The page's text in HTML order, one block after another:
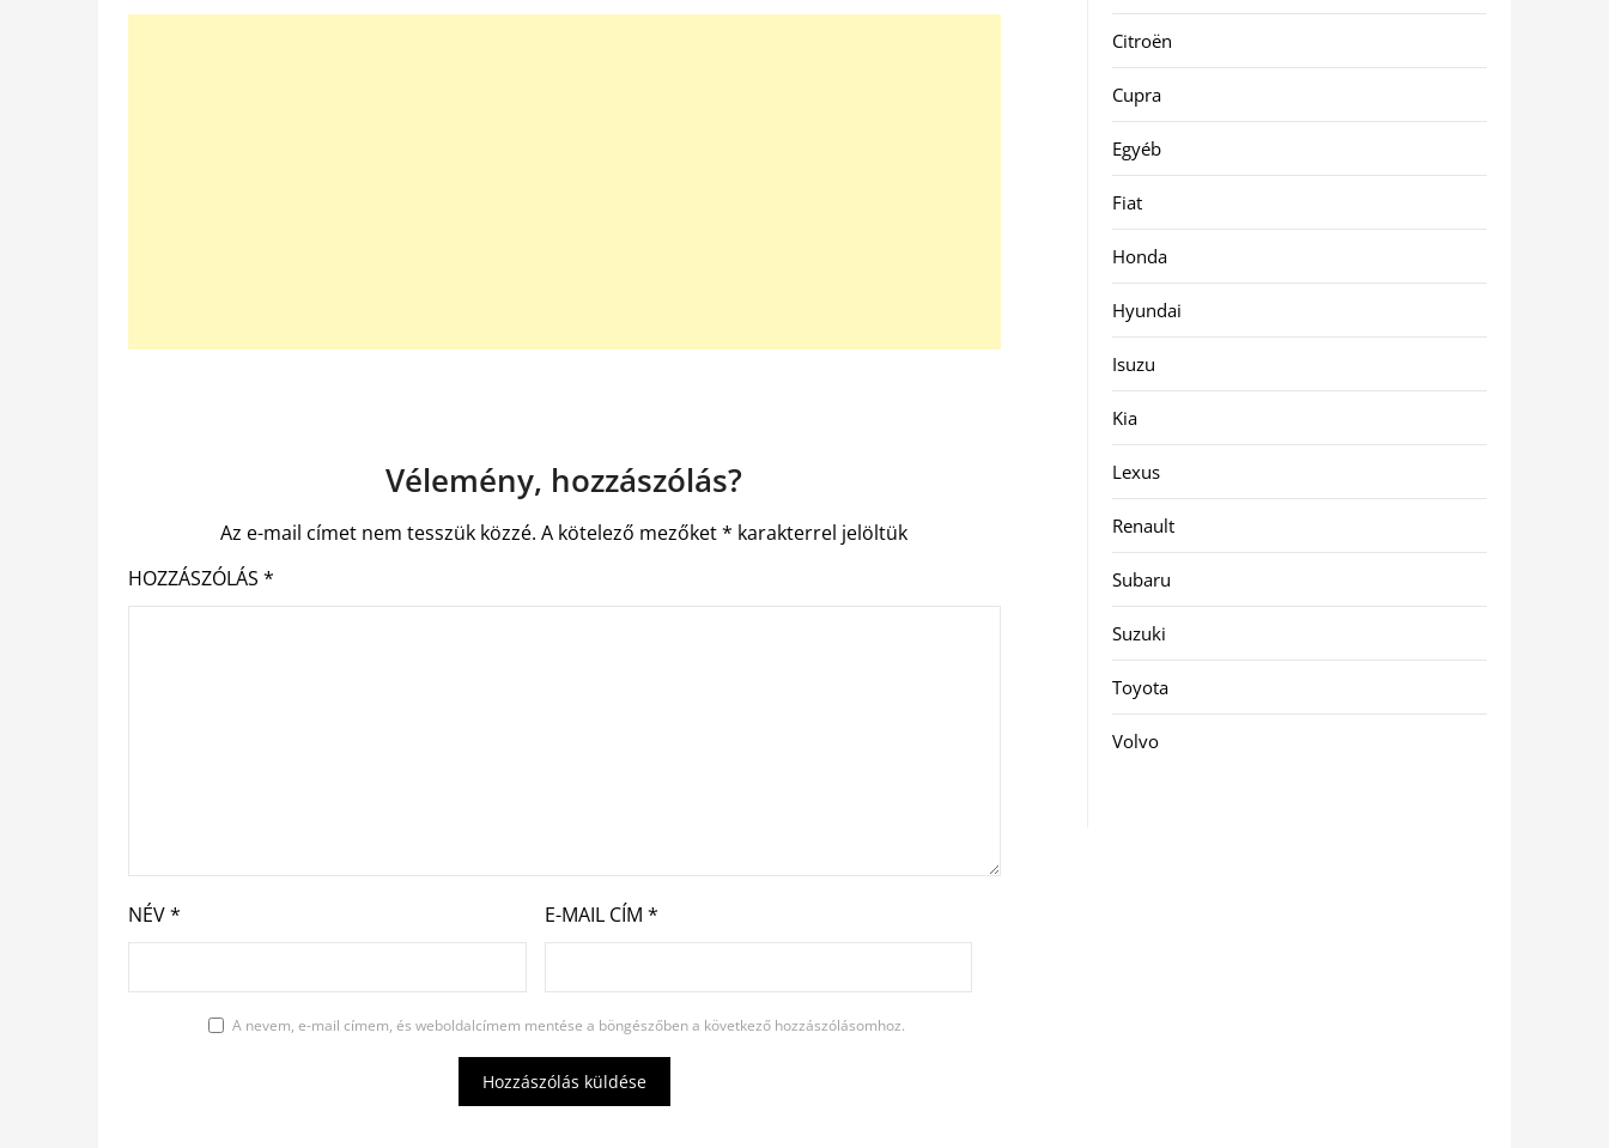
Vélemény, hozzászólás?
Az e-mail címet nem tesszük közzé. A kötelező mezőket* karakterrel jelöltük
HOZZÁSZÓLÁS *
NÉV* E-MAIL CÍM *
A nevem, e-mail címem, és weboldalcímem mentése a böngészőben a következő hozzászólásomhoz.
Citroën
Cupra
Egyéb
Fiat
Honda
Hyundai
Isuzu
Kia
Lexus
Renault
Subaru
Suzuki
Toyota
Volvo